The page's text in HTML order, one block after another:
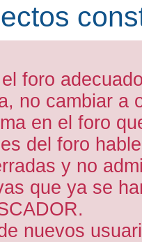
foro
no cambiar a
en el foro
del foro
y no
que ya se
nuevos